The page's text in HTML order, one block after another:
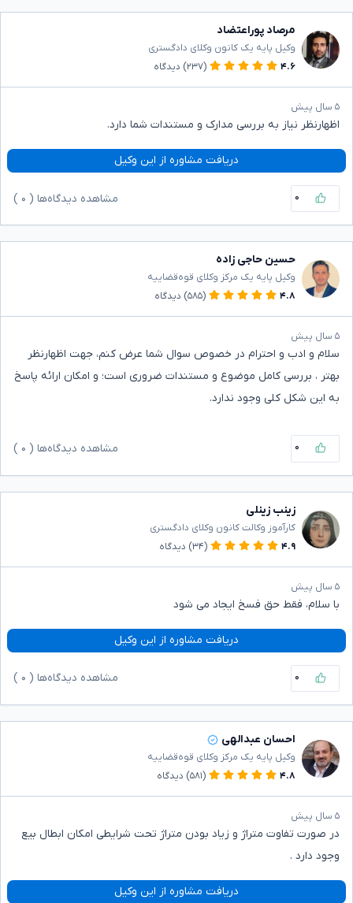
مرصاد پوراعتضاد
وکیل پایه یک کانون وکلای دادگستری
۴.۶
(۲۳۷) دیدگاه
۵ سال پیش
اظهارنظر نیاز به بررسی مدارک و مستندات شما دارد.
دریافت مشاوره از این وکیل
۰ مشاهده دیدگاه‌ها ( ۰
حسین حاجی زاده
وکیل پایه یک مرکز وکلای قوه‌قضاییه
۴.۸
(۵۸۵) دیدگاه
۵ سال پیش
سلام و ادب و احترام در خصوص سوال شما عرض کنم، جهت اظهارنظر
بهتر ، بررسی کامل موضوع و مستندات ضروری است؛ و امکان ارائه پاسخ
به این شکل کلی وجود ندارد.
۰ مشاهده دیدگاه‌ها ( ۰
زینب زینلی
کارآموز وکالت کانون وکلای دادگستری
۴.۹
(۳۴) دیدگاه
۵ سال پیش
با سلام، فقط حق فسخ ایجاد می شود
دریافت مشاوره از این وکیل
۰ مشاهده دیدگاه‌ها ( ۰
احسان عبدالهی
وکیل پایه یک مرکز وکلای قوه‌قضاییه
۴.۸
(۵۸۱) دیدگاه
۵ سال پیش
در صورت تفاوت متراژ و زیاد بودن متراژ تحت شرایطی امکان ابطال بیع
وجود دارد .
دریافت مشاوره از این وکیل